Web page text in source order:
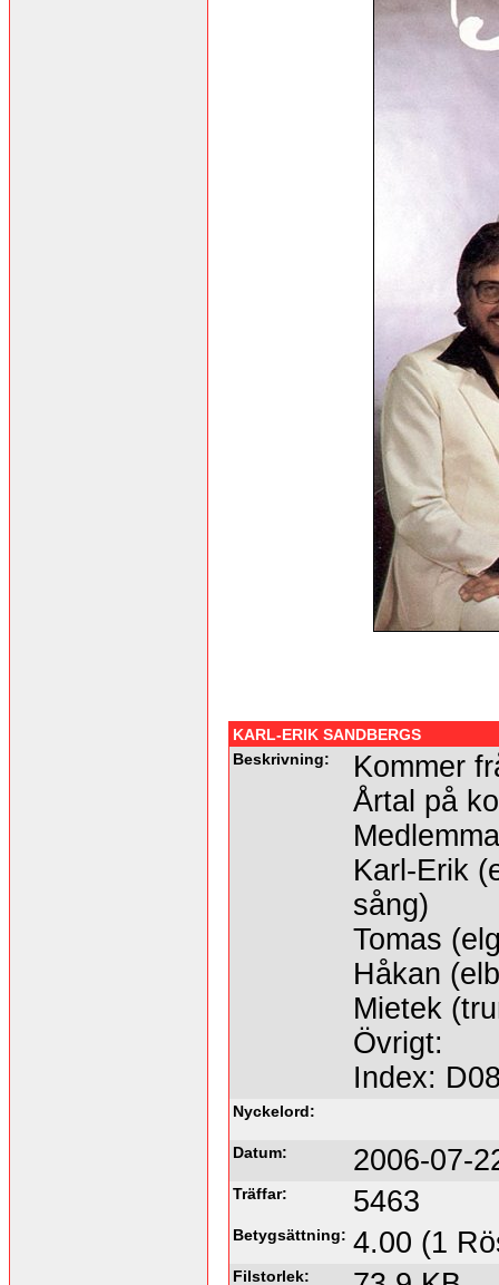
KARL-ERIK SANDBERGS
Beskrivning:
Kommer
Årtal på
Karl-Erik
sång)
Tomas
Håkan
Mietek
Övrigt:
Index:
Nyckelord:
Datum: 2006-07-
Träffar: 5463
Betygsättning: 4.00 (1
Filstorlek: